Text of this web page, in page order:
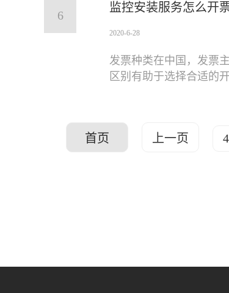
6
监控安装服务怎么开
2020-6-28
发票种类在中国，发票
区别有助于选择合适的
首页 上一页